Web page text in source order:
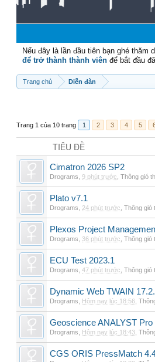
Nếu đây là lần đầu tiên bạn ghé thăm
để trở thành thành viên để bắt đầu
Trang chủ Diễn đàn
Trang 1 của 10 trang 1 2 3 4 5
TIÊU ĐỀ
Cimatron 2026 SP2
Drograms 9 phút trước Thông gió
Plato v7.1
Drograms 24 phút trước Thông gió
Plexos Project
Drograms 36 phút trước Thông gió
ECU Test 2023.1
Drograms 47 phút trước Thông gió
Dynamic Web TWAIN
Drograms Hôm nay lúc 18:56
Geoscience ANALYST Pro
Drograms Hôm nay lúc 18:43
CGS ORIS PressMatch